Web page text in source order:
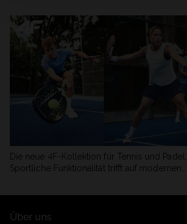
Die neue 4F-Kollektion für Tennis und Padel.
Sportliche Funktionalität trifft auf modernen
Über uns